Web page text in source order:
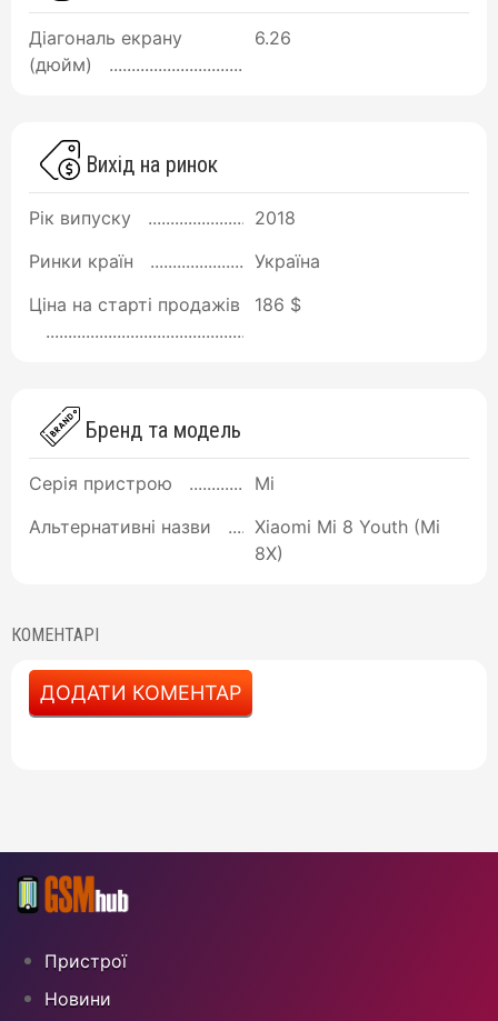
Діагональ екрану
(дюйм)
6.26
Вихід на ринок
Рік випуску
2018
Ринки країн
Україна
Ціна на старті продажів
186 $
Бренд та модель
Серія пристрою
Mi
Альтернативні назви
Xiaomi Mi 8 Youth (Mi
8X)
КОМЕНТАРІ
ДОДАТИ КОМЕНТАР
Пристрої
Новини